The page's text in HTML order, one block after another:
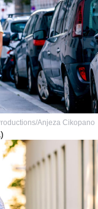
Anjeza Cikopano